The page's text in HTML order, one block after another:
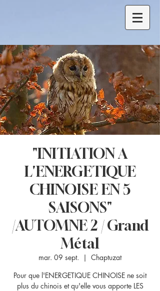
"INITIATION A
L'ENERGETIQUE
CHINOISE EN 5
SAISONS"
/AUTOMNE 2 / Grand
Métal
mar. 09 sept.
  |
Chaptuzat
Pour que l'ENERGETIQUE CHINOISE ne soit
plus du chinois et qu'elle vous apporte LES